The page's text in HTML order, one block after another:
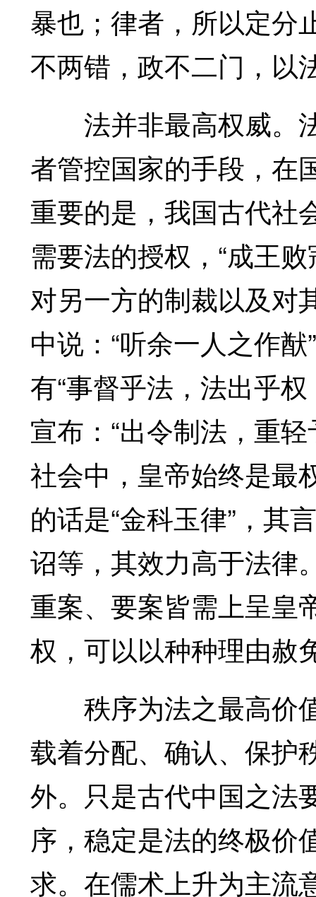
暴也；律者，所以定分
不两错，政不二门，以
法并非最高权威。
者管控国家的手段，在
重要的是，我国古代社
需要法的授权，“成王
对另一方的制裁以及对
中说：“听余一人之作
有“事督乎法，法出乎
宣布：“出令制法，重
社会中，皇帝始终是最
的话是“金科玉律”，其
诏等，其效力高于法律
重案、要案皆需上呈皇
权，可以以种种理由赦
秩序为法之最高价
载着分配、确认、保护
外。只是古代中国之法
序，稳定是法的终极价
求。在儒术上升为主流